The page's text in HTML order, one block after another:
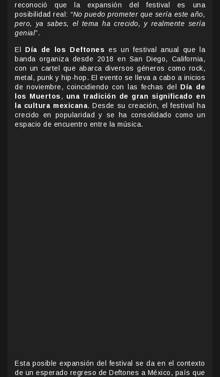
reconoció que la expansión del festival es una
posibilidad real: “No puedo prometer que sería este año,
pero, ya sabes, el tema ha crecido, y realmente sería
genial”.
El Día de los Deftones es un festival anual que la
banda organiza desde 2018 en San Diego, California,
con un cartel que abarca diversos géneros como rock,
metal, punk y hip-hop. El evento se lleva a cabo a inicios
de noviembre, coincidiendo con las fechas del Día de
los Muertos, una tradición de gran significado en
la cultura mexicana. Desde su creación, el festival ha
crecido en popularidad y se ha consolidado como un
espacio de encuentro entre la música.
Esta posible expansión del festival se da en el contexto
de un esperado regreso de Deftones a México, país que